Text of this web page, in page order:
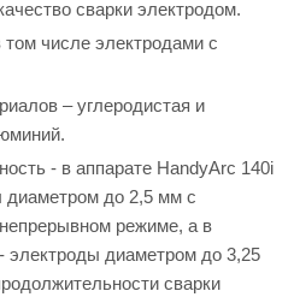
сварки электродом.
том числе электродами с
– углеродистая и
- в аппарате HandyArc 140i
диаметром до 2,5 мм с
режиме, а в
электроды диаметром до 3,25
сварки